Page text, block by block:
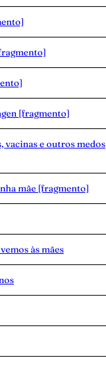
[fragmento]
vacinas e outros medos
mãe [fragmento]
às mães